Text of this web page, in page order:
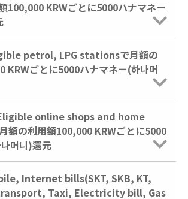
100,000 KRWごとに5000ハナマネー
petrol, LPG stationsで月額の
KRWごとに5000ハナマネー(하나머
online shops and home
額の利用額100,000 KRWごとに5000
머니)還元
Internet bills(SKT, SKB, KT,
Taxi, Electricity bill, Gas